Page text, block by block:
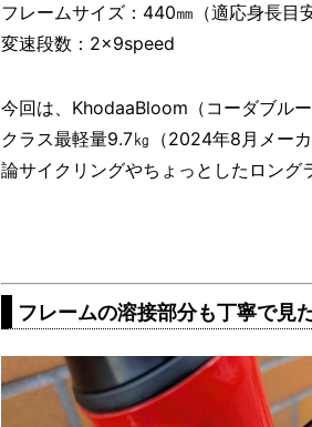
フレームサイズ：440㎜（適応身長目
変速段数：2×9speed
今回は、KhodaaBloom（コーダブル
クラス最軽量9.7㎏（2024年8月メー
論サイクリングやちょっとしたロン
フレームの溶接部分も丁寧で見